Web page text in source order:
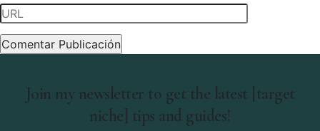
Join my newsletter to get the latest [target
niche] tips and guides!